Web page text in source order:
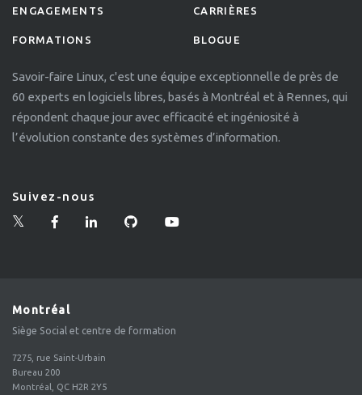
ENGAGEMENTS
FORMATIONS
CARRIÈRES
BLOGUE
Savoir-faire Linux, c'est une équipe exceptionnelle de près de
60 experts en logiciels libres, basés à Montréal et à Rennes, qui
répondent chaque jour avec efficacité et ingéniosité à
l’évolution constante des systèmes d’information.
Suivez-nous
Montréal
Siège Social et centre de formation
7275, rue Saint-Urbain
Bureau 200
Montréal, QC H2R 2Y5